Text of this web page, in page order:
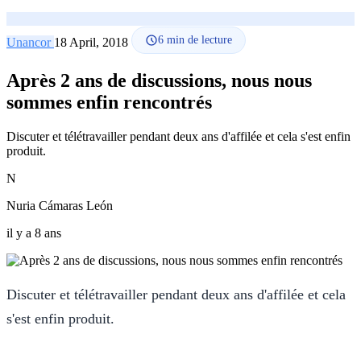
Unancor 18 April, 2018 6 min de lecture
Après 2 ans de discussions, nous nous
sommes enfin rencontrés
Discuter et télétravailler pendant deux ans d'affilée et cela s'est enfin
produit.
N
Nuria Cámaras León
il y a 8 ans
Discuter et télétravailler pendant deux ans d'affilée et cela
s'est enfin produit.